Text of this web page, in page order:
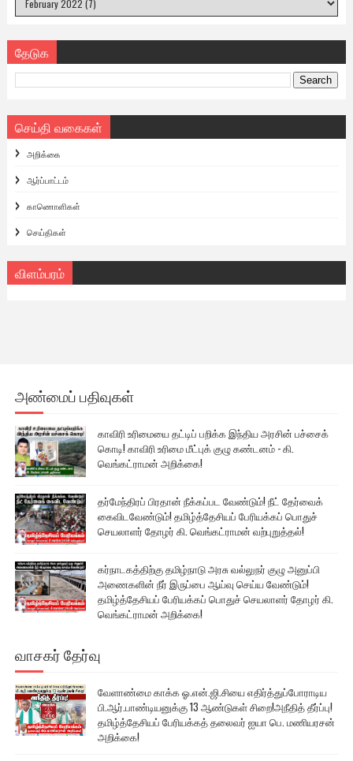
தேடுக
செய்தி வகைகள்
அறிக்கை
ஆர்ப்பாட்டம்
காணொளிகள்
செய்திகள்
விளம்பரம்
அண்மைப் பதிவுகள்
காவிரி உரிமையை தட்டிப் பறிக்க இந்திய அரசின் பச்சைக்
கொடி! காவிரி உரிமை மீட்புக் குழு கண்டனம் - கி.
வெங்கட்ராமன் அறிக்கை!
தர்மேந்திரப் பிரதான் நீக்கப்பட வேண்டும்! நீட் தேர்வைக்
கைவிடவேண்டும்! தமிழ்த்தேசியப் பேரியக்கப் பொதுச்
செயலாளர் தோழர் கி. வெங்கட்ராமன் வற்புறுத்தல்!
கர்நாடகத்திற்கு தமிழ்நாடு அரசு வல்லுநர் குழு அனுப்பி
அணைகளின் நீர் இருப்பை ஆய்வு செய்ய வேண்டும்!
தமிழ்த்தேசியப் பேரியக்கப் பொதுச் செயலாளர் தோழர் கி.
வெங்கட்ராமன் அறிக்கை!
வாசகர் தேர்வு
வேளாண்மை காக்க ஓ.என்.ஜி.சியை எதிர்த்துப்போராடிய
பி.ஆர்.பாண்டியனுக்கு 13 ஆண்டுகள் சிறை!அநீதித் தீர்ப்பு!
தமிழ்த்தேசியப் பேரியக்கத் தலைவர் ஐயா பெ. மணியரசன்
அறிக்கை!